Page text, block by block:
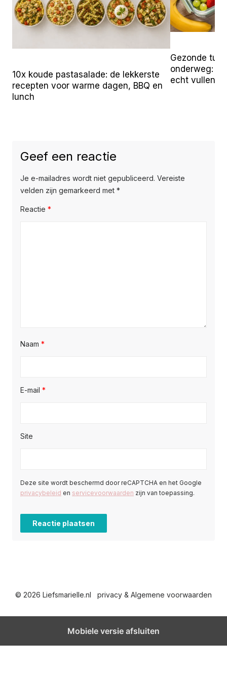
10x koude pastasalade: de lekkerste
recepten voor warme dagen, BBQ en
lunch
Gezonde
onderweg:
echt vullen
Geef een reactie
Je e-mailadres wordt niet gepubliceerd. Vereiste
velden zijn gemarkeerd met *
Reactie *
Naam *
E-mail *
Site
Deze site wordt beschermd door reCAPTCHA en het Google
privacybeleid en servicevoorwaarden zijn van toepassing.
© 2026 Liefsmarielle.nl privacy & Algemene voorwaarden
Mobiele versie afsluiten